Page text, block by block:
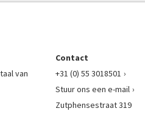
van
Contact
+31 (0) 55 3018501
Stuur ons een e-mail
Zutphensestraat 319